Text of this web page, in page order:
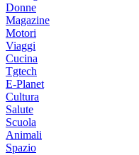
Donne
Magazine
Motori
Viaggi
Cucina
Tgtech
E-Planet
Cultura
Salute
Scuola
Animali
Spazio